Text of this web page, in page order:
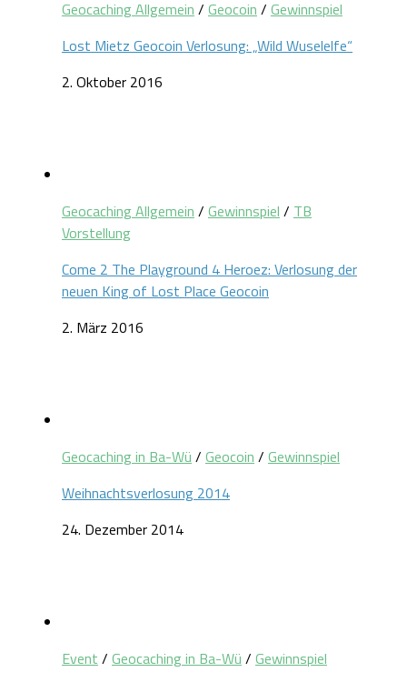
Geocaching Allgemein / Geocoin / Gewinnspiel
Lost Mietz Geocoin Verlosung: „Wild Wuselelfe“
2. Oktober 2016
Geocaching Allgemein / Gewinnspiel / TB
Vorstellung
Come 2 The Playground 4 Heroez: Verlosung der
neuen King of Lost Place Geocoin
2. März 2016
Geocaching in Ba-Wü / Geocoin / Gewinnspiel
Weihnachtsverlosung 2014
24. Dezember 2014
Event / Geocaching in Ba-Wü / Gewinnspiel